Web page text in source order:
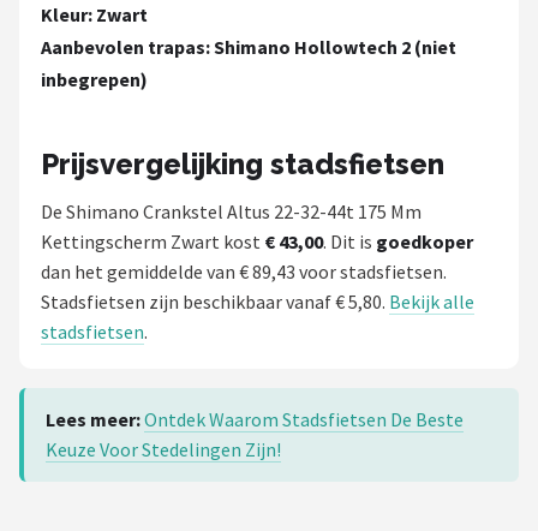
Kleur: Zwart
Aanbevolen trapas: Shimano Hollowtech 2 (niet
inbegrepen)
Prijsvergelijking stadsfietsen
De Shimano Crankstel Altus 22-32-44t 175 Mm
Kettingscherm Zwart kost € 43,00. Dit is goedkoper
dan het gemiddelde van € 89,43 voor stadsfietsen.
Stadsfietsen zijn beschikbaar vanaf € 5,80. Bekijk alle
stadsfietsen.
Lees meer:Ontdek Waarom Stadsfietsen De Beste
Keuze Voor Stedelingen Zijn!